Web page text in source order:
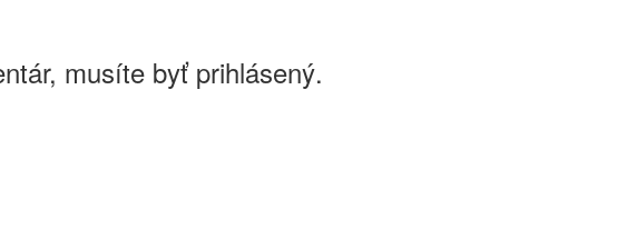
musíte byť prihlásený.